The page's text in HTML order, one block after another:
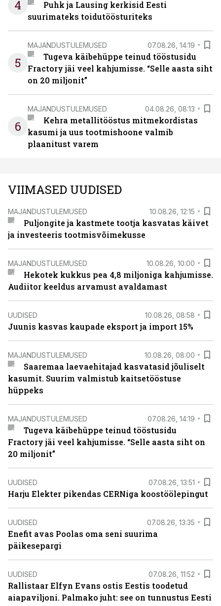
4
Puhk ja Lausing kerkisid Eesti
suurimateks toidutöösturiteks
5
MAJANDUSTULEMUSED 07.08.26, 14:19
Tugeva käibehüppe teinud tööstusidu
Fractory jäi veel kahjumisse. “Selle aasta siht
on 20 miljonit”
6
MAJANDUSTULEMUSED 04.08.26, 08:13
Kehra metallitööstus mitmekordistas
kasumi ja uus tootmishoone valmib
plaanitust varem
VIIMASED UUDISED
MAJANDUSTULEMUSED 10.08.26, 12:15
Puljongite ja kastmete tootja kasvatas käivet
ja investeeris tootmisvõimekusse
MAJANDUSTULEMUSED 10.08.26, 10:00
Hekotek kukkus pea 4,8 miljoniga kahjumisse.
Audiitor keeldus arvamust avaldamast
UUDISED 10.08.26, 08:58
Juunis kasvas kaupade eksport ja import 15%
MAJANDUSTULEMUSED 10.08.26, 08:00
Saaremaa laevaehitajad kasvatasid jõuliselt
kasumit. Suurim valmistub kaitsetööstuse
hüppeks
MAJANDUSTULEMUSED 07.08.26, 14:19
Tugeva käibehüppe teinud tööstusidu
Fractory jäi veel kahjumisse. “Selle aasta siht on
20 miljonit”
UUDISED 07.08.26, 13:51
Harju Elekter pikendas CERNiga koostöölepingut
UUDISED 07.08.26, 13:35
Enefit avas Poolas oma seni suurima
päikesepargi
UUDISED 07.08.26, 11:52
Rallistaar Elfyn Evans ostis Eestis toodetud
aiapaviljoni. Palmako juht: see on tunnustus Eesti